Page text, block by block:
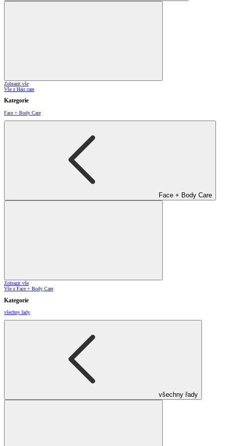
Zobrazit vše
Vše z Hair care
Kategorie
Face + Body Care
Face + Body Care
Zobrazit vše
Vše z Face + Body Care
Kategorie
všechny řady
všechny řady